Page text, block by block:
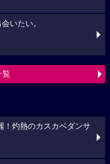
いたい。
覧
！灼熱のカスカベダンサ